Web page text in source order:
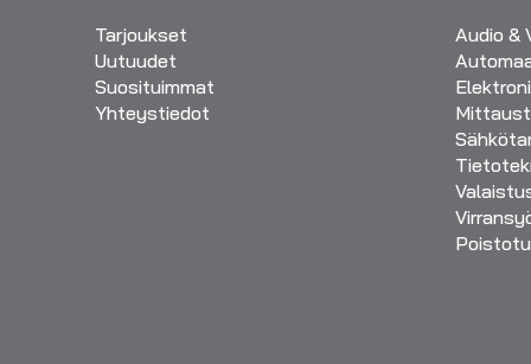
Tarjoukset
Uutuudet
Suosituimmat
Yhteystiedot
Audio &